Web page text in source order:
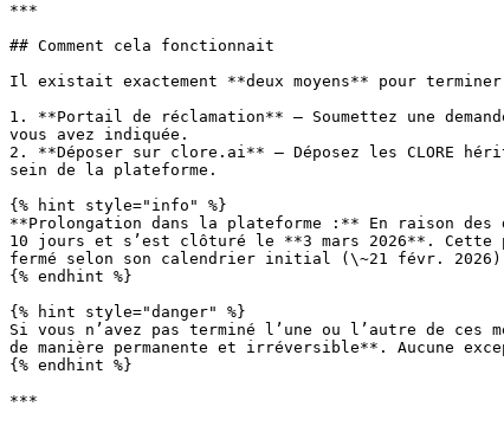
***
## Comment cela fonctionnait
Il existait exactement **deux moyens** pour
1. **Portail de réclamation** — Soumettez une
vous avez indiquée.
2. **Déposer sur clore.ai** — Déposez les CLORE
sein de la plateforme.
{% hint style="info" %}
**Prolongation dans la plateforme :** En raison des
10 jours et s’est clôturé le **3 mars 2026**. Cette
fermé selon son calendrier initial (\~21 févr.
{% endhint %}
{% hint style="danger" %}
Si vous n’avez pas terminé l’une ou l’autre de
de manière permanente et irréversible**. Aucune
{% endhint %}
***